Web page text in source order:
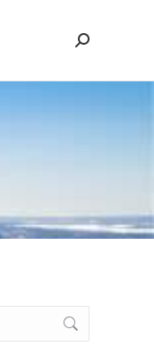
Cerca: